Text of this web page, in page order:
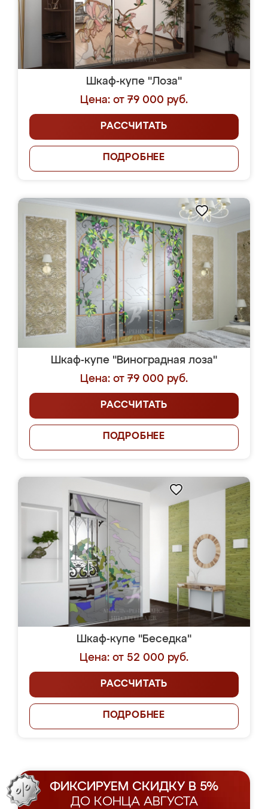
Шкаф-купе "Лоза"
Цена: от 79 000 руб.
РАССЧИТАТЬ
ПОДРОБНЕЕ
Шкаф-купе "Виноградная лоза"
Цена: от 79 000 руб.
РАССЧИТАТЬ
ПОДРОБНЕЕ
Шкаф-купе "Беседка"
Цена: от 52 000 руб.
РАССЧИТАТЬ
ПОДРОБНЕЕ
ФИКСИРУЕМ СКИДКУ В 5%
ДО КОНЦА АВГУСТА